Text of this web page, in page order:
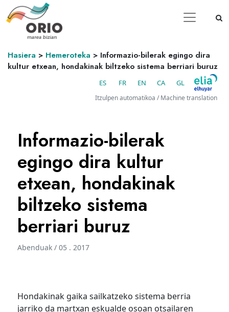
Hasiera > Hemeroteka > Informazio-bilerak egingo dira
kultur etxean, hondakinak biltzeko sistema berriari buruz
ES FR EN CA GL
Itzulpen automatikoa / Machine translation
Informazio-bilerak
egingo dira kultur
etxean, hondakinak
biltzeko sistema
berriari buruz
Abenduak / 05 . 2017
Hondakinak gaika sailkatzeko sistema berria
jarriko da martxan eskualde osoan otsailaren